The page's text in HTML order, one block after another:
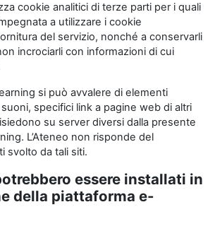
cookie analitici di terze parti per i quali
a utilizzare i cookie
del servizio, nonché a conservarli
incrociarli con informazioni di cui
si può avvalere di elementi
specifici link a pagine web di altri
su server diversi dalla presente
L’Ateneo non risponde del
svolto da tali siti.
essere installati in
della piattaforma e-